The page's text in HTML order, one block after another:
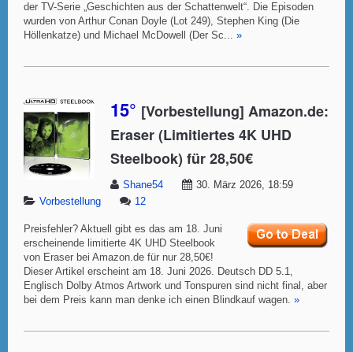
der TV-Serie „Geschichten aus der Schattenwelt“. Die Episoden
wurden von Arthur Conan Doyle (Lot 249), Stephen King (Die
Höllenkatze) und Michael McDowell (Der Sc... »
15° [Vorbestellung] Amazon.de:
Eraser (Limitiertes 4K UHD
Steelbook) für 28,50€
Shane54
30. März 2026, 18:59
Vorbestellung
12
Preisfehler? Aktuell gibt es das am 18. Juni
erscheinende limitierte 4K UHD Steelbook
von Eraser bei Amazon.de für nur 28,50€!
Dieser Artikel erscheint am 18. Juni 2026. Deutsch DD 5.1,
Englisch Dolby Atmos Artwork und Tonspuren sind nicht final, aber
bei dem Preis kann man denke ich einen Blindkauf wagen. »